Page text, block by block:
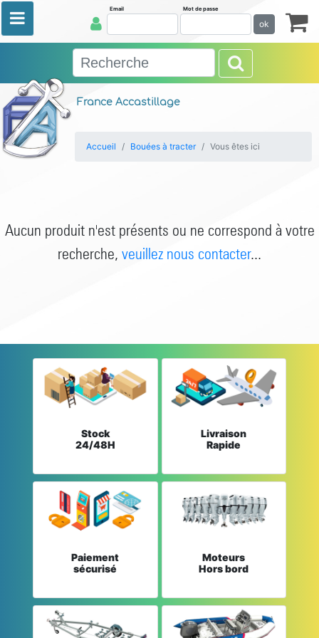
France Accastillage
Email Mot de passe
ok
Accueil Bouées à tracter Vous êtes ici
Aucun produit n'est présents ou ne correspond à votre
recherche, veuillez nous contacter...
Stock
24/48H
Livraison
Rapide
Paiement
sécurisé
Moteurs
Hors bord